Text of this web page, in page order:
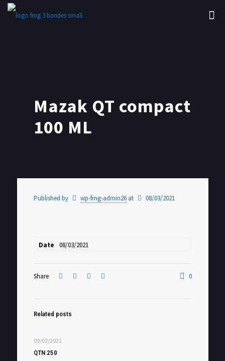
Mazak QT compact
100 ML
Published by wp-fmg-admin26 at 08/03/2021
Date 08/03/2021
Share 0
Related posts
09/03/2021
QTN 250